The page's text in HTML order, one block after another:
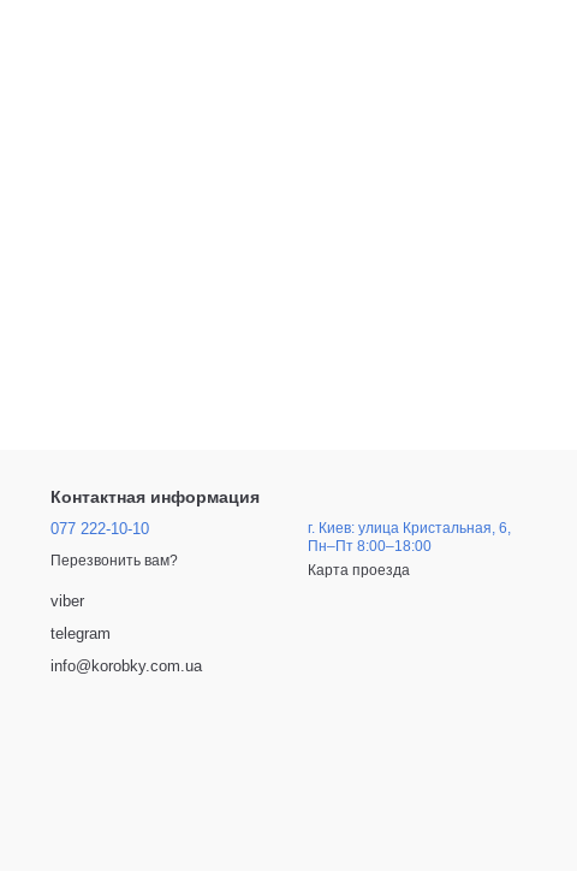
Контактная информация
077 222-10-10
Перезвонить вам?
viber
telegram
info@korobky.com.ua
г. Киев: улица Кристальная, 6,
Пн–Пт 8:00–18:00
Карта проезда